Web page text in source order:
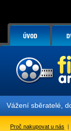
Vážení sběratelé,
Proč nakupovat u nás |